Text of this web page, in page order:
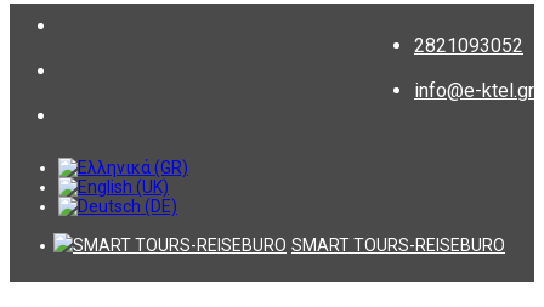
2821093052
info@e-ktel.gr
SMART TOURS-REISEBURO